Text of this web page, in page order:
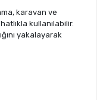
karavan ve
kullanılabilir.
yakalayarak